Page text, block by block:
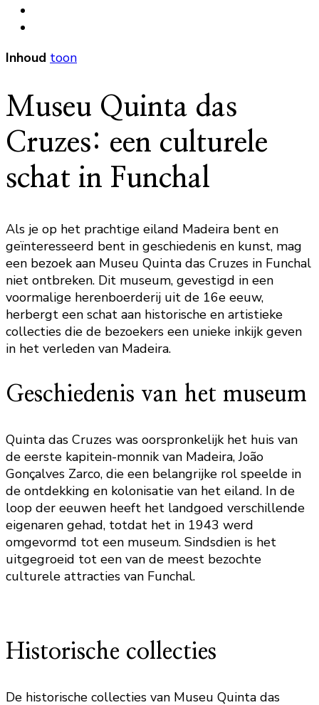
Inhoud toon
Museu Quinta das
Cruzes: een culturele
schat in Funchal
Als je op het prachtige eiland Madeira bent en
geïnteresseerd bent in geschiedenis en kunst, mag
een bezoek aan Museu Quinta das Cruzes in Funchal
niet ontbreken. Dit museum, gevestigd in een
voormalige herenboerderij uit de 16e eeuw,
herbergt een schat aan historische en artistieke
collecties die de bezoekers een unieke inkijk geven
in het verleden van Madeira.
Geschiedenis van het museum
Quinta das Cruzes was oorspronkelijk het huis van
de eerste kapitein-monnik van Madeira, João
Gonçalves Zarco, die een belangrijke rol speelde in
de ontdekking en kolonisatie van het eiland. In de
loop der eeuwen heeft het landgoed verschillende
eigenaren gehad, totdat het in 1943 werd
omgevormd tot een museum. Sindsdien is het
uitgegroeid tot een van de meest bezochte
culturele attracties van Funchal.
Historische collecties
De historische collecties van Museu Quinta das